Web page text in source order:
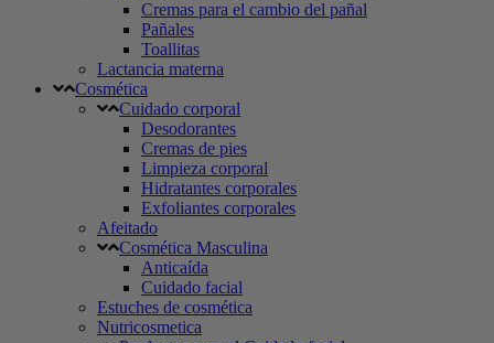
Cremas para el cambio del pañal
Pañales
Toallitas
Lactancia materna
Cosmética
Cuidado corporal
Desodorantes
Cremas de pies
Limpieza corporal
Hidratantes corporales
Exfoliantes corporales
Afeitado
Cosmética Masculina
Anticaída
Cuidado facial
Estuches de cosmética
Nutricosmetica